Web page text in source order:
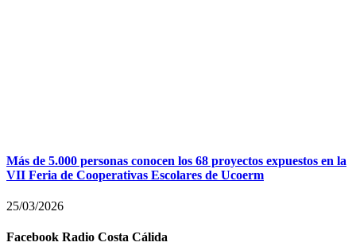
Más de 5.000 personas conocen los 68 proyectos expuestos en la
VII Feria de Cooperativas Escolares de Ucoerm
25/03/2026
Facebook Radio Costa Cálida